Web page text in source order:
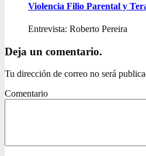
Violencia Filio Parental y
Entrevista: Roberto Pereira
Deja un comentario.
Tu dirección de correo no será
Comentario